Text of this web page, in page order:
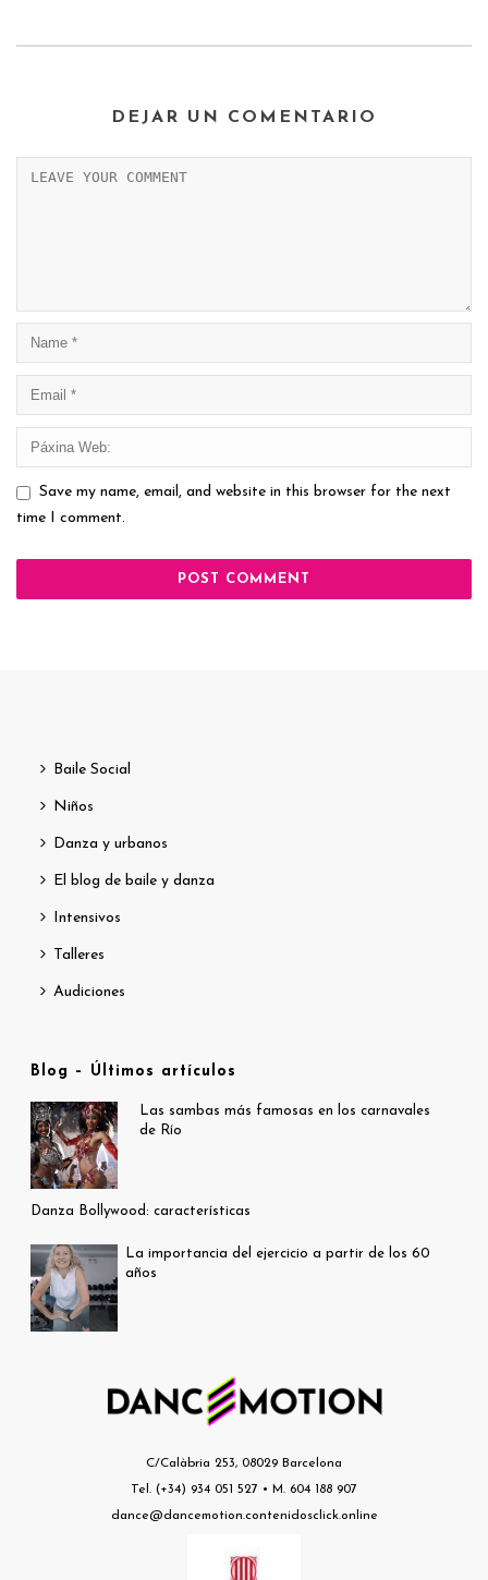
DEJAR UN COMENTARIO
Save my name, email, and website in this browser for the next
time I comment.
Baile Social
Niños
Danza y urbanos
El blog de baile y danza
Intensivos
Talleres
Audiciones
Blog – Últimos artículos
Las sambas más famosas en los carnavales
de Río
Danza Bollywood: características
La importancia del ejercicio a partir de los 60
años
C/Calàbria 253, 08029 Barcelona
Tel. (+34) 934 051 527 • M. 604 188 907
dance@dancemotion.contenidosclick.online